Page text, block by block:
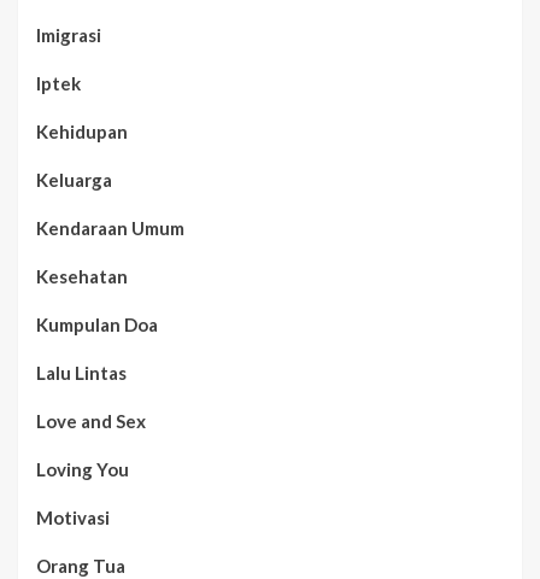
Imigrasi
Iptek
Kehidupan
Keluarga
Kendaraan Umum
Kesehatan
Kumpulan Doa
Lalu Lintas
Love and Sex
Loving You
Motivasi
Orang Tua